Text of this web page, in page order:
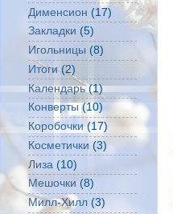
Дименсион (17)
Закладки (5)
Игольницы (8)
Итоги (2)
Календарь (1)
Конверты (10)
Коробочки (17)
Косметички (3)
Лиза (10)
Мешочки (8)
Милл-Хилл (3)